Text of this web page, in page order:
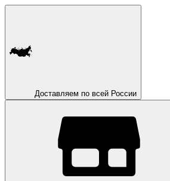
Доставляем по всей России